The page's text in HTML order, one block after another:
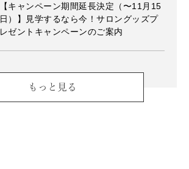
【キャンペーン期間延長決定（〜11月15
日）】見学するなら今！サロングッズプ
レゼントキャンペーンのご案内
もっと見る